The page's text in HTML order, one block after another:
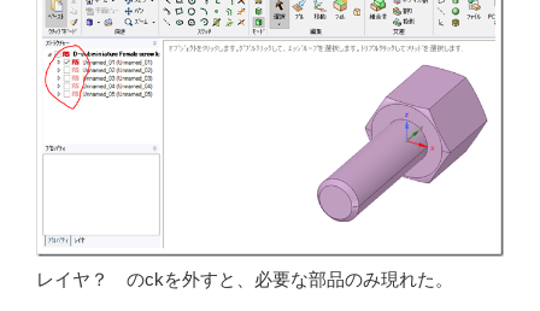
レイヤ？ のckを外すと、必要な部品のみ現れた。